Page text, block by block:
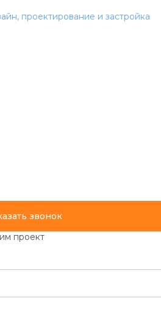
проектирование и застройка
звонок
проект